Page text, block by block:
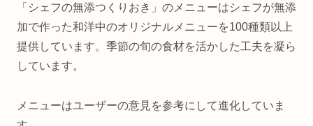
「シェフの無添つくりおき」のメニューはシェフが無添
加で作った和洋中のオリジナルメニューを100種類以上
提供しています。季節の旬の食材を活かした工夫を凝ら
しています。
メニューはユーザーの意見を参考にして進化していま